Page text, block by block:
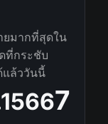
ยมากที่สุดใน
ที่กระชับ
แล้ววันนี้
7